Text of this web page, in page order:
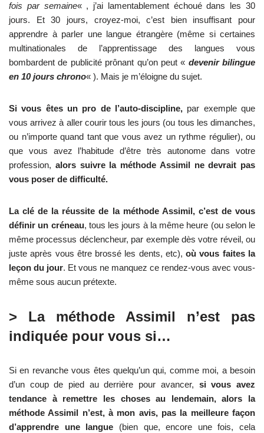
fois par semaine« , j’ai lamentablement échoué dans les 30
jours. Et 30 jours, croyez-moi, c’est bien insuffisant pour
apprendre à parler une langue étrangère (même si certaines
multinationales de l’apprentissage des langues vous
bombardent de publicité prônant qu’on peut « devenir bilingue
en 10 jours chrono« ). Mais je m’éloigne du sujet.
Si vous êtes un pro de l’auto-discipline, par exemple que
vous arrivez à aller courir tous les jours (ou tous les dimanches,
ou n’importe quand tant que vous avez un rythme régulier), ou
que vous avez l’habitude d’être très autonome dans votre
profession, alors suivre la méthode Assimil ne devrait pas
vous poser de difficulté.
La clé de la réussite de la méthode Assimil, c’est de vous
définir un créneau, tous les jours à la même heure (ou selon le
même processus déclencheur, par exemple dès votre réveil, ou
juste après vous être brossé les dents, etc),où vous faites la
leçon du jour. Et vous ne manquez ce rendez-vous avec vous-
même sous aucun prétexte.
> La méthode Assimil n’est pas
indiquée pour vous si…
Si en revanche vous êtes quelqu’un qui, comme moi, a besoin
d’un coup de pied au derrière pour avancer, si vous avez
tendance à remettre les choses au lendemain, alors la
méthode Assimil n’est, à mon avis, pas la meilleure façon
d’apprendre une langue (bien que, encore une fois, cela